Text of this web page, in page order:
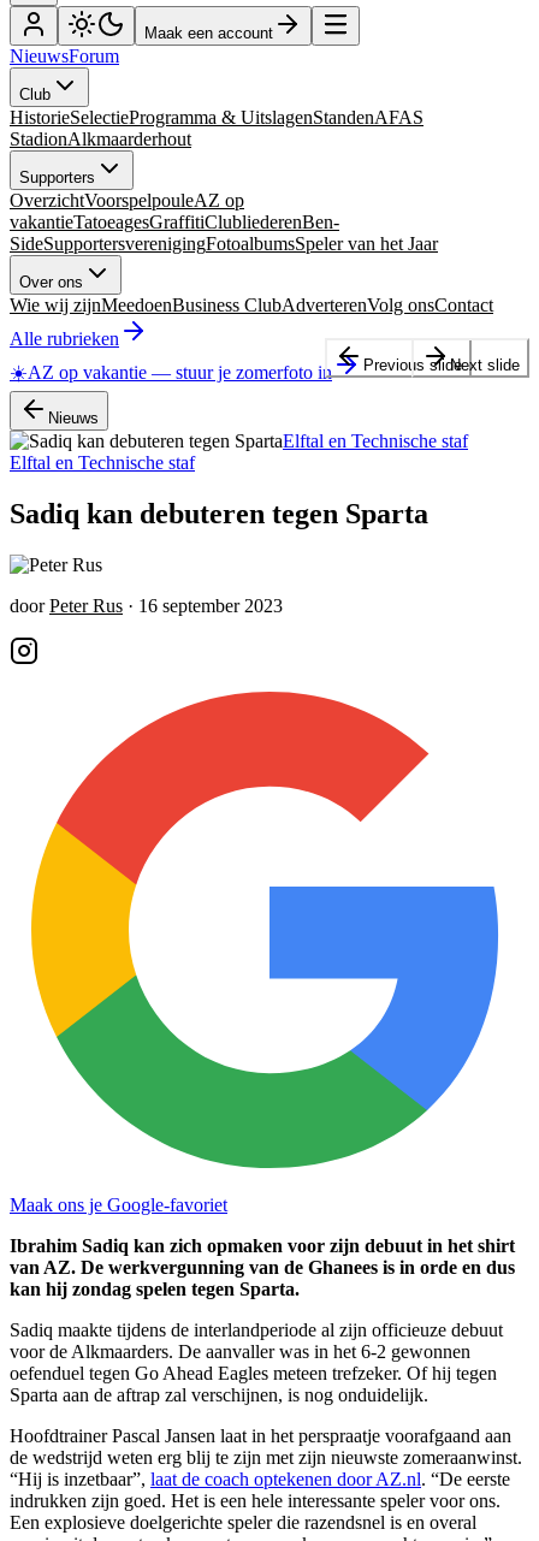
Maak een account
NieuwsForum
Club
HistorieSelectieProgramma & UitslagenStandenAFAS
StadionAlkmaarderhout
Supporters
OverzichtVoorspelpouleAZ op
vakantieTatoeagesGraffitiClubliederenBen-
SideSupportersverenigingFotoalbumsSpeler van het Jaar
Over ons
Wie wij zijnMeedoenBusiness ClubAdverterenVolg onsContact
Alle rubrieken
☀️AZ op vakantie — stuur je zomerfoto in
Nieuws
Elftal en Technische staf
Elftal en Technische staf
Sadiq kan debuteren tegen Sparta
door Peter Rus · 16 september 2023
Maak ons je Google-favoriet
Ibrahim Sadiq kan zich opmaken voor zijn debuut in het shirt
van AZ. De werkvergunning van de Ghanees is in orde en dus
kan hij zondag spelen tegen Sparta.
Sadiq maakte tijdens de interlandperiode al zijn officieuze debuut
voor de Alkmaarders. De aanvaller was in het 6-2 gewonnen
oefenduel tegen Go Ahead Eagles meteen trefzeker. Of hij tegen
Sparta aan de aftrap zal verschijnen, is nog onduidelijk.
Hoofdtrainer Pascal Jansen laat in het perspraatje voorafgaand aan
de wedstrijd weten erg blij te zijn met zijn nieuwste zomeraanwinst.
“Hij is inzetbaar”, laat de coach optekenen door AZ.nl. “De eerste
indrukken zijn goed. Het is een hele interessante speler voor ons.
Een explosieve doelgerichte speler die razendsnel is en overal
Previous slideNext slide